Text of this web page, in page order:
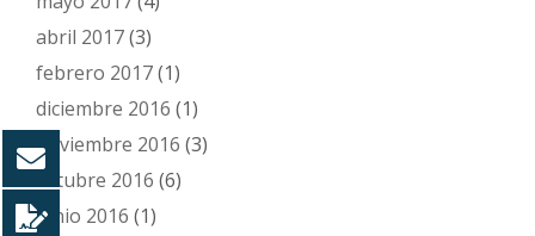
abril 2017(3)
febrero 2017(1)
diciembre 2016 (1)
noviembre 2016 (3)
octubre 2016 (6)
junio 2016 (1)